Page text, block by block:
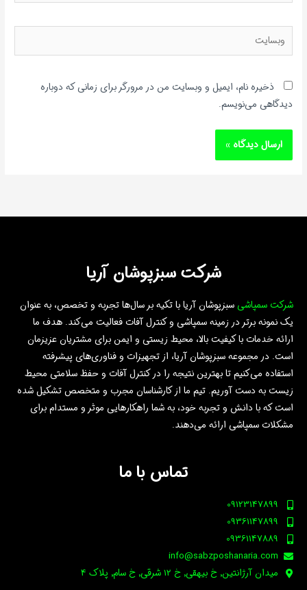
وبسایت
ذخیره نام، ایمیل و وبسایت من در مرورگر برای زمانی که دوباره
دیدگاهی می‌نویسم.
شرکت سبزپوشان آریا
شرکت سمپاشیسبزپوشان آریا با تکیه بر سال‌ها تجربه و تخصص، به عنوان
یک نمونه برتر در زمینه سمپاشی و کنترل آفات فعالیت می‌کند. هدف ما
ارائه خدمات با کیفیت بالا، محیط زیستی و ایمن برای مشتریان عزیزمان
است. در مجموعه سبزپوشان آریا، از تجهیزات و فناوری‌های پیشرفته
استفاده می‌کنیم تا بهترین نتیجه را در کنترل آفات و حفظ سلامتی محیط
زیست به دست آوریم. تیم ما از کارشناسان مجرب و متخصص تشکیل شده
است که با دانش و تجربه خود، به شما راهکارهایی موثر و مستدام برای
مشکلات سمپاشی ارائه می‌دهند.
تماس با ما
09123147899
09361147899
09361147889
info@sabzposhanaria.com
ميدان آرژانتين٬ خ بيهقي٬ خ 12 شرقي٬ خ سام٬ پلاک 4